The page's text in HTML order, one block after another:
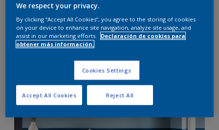
Orienta cada aspecto de nuestras vidas y, combinado con
otras tonalidades, puede generar cambios de humor y
sentimientos, como tranquilidad o energía.
Un color versátil para todos los
We respect your privacy.
By clicking “Accept All Cookies”, you agree to the storing of cookies
on your device to enhance site navigation, analyze site usage, and
assist in our marketing efforts.
Declaración de cookies para
obtener más información.
Cookies Settings
Reject All
Accept All Cookies